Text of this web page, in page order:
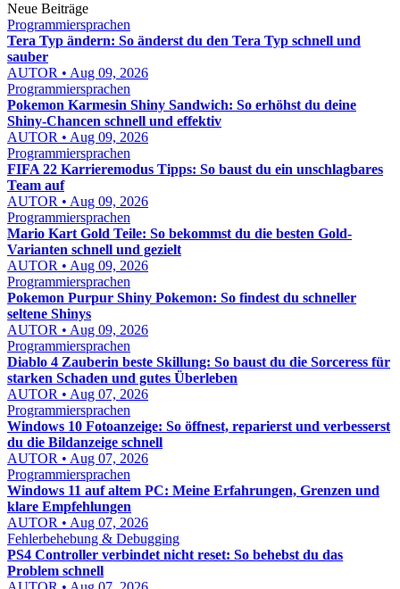
Neue Beiträge
Programmiersprachen
Tera Typ ändern: So änderst du den Tera Typ schnell und
sauber
AUTOR • Aug 09, 2026
Programmiersprachen
Pokemon Karmesin Shiny Sandwich: So erhöhst du deine
Shiny-Chancen schnell und effektiv
AUTOR • Aug 09, 2026
Programmiersprachen
FIFA 22 Karrieremodus Tipps: So baust du ein unschlagbares
Team auf
AUTOR • Aug 09, 2026
Programmiersprachen
Mario Kart Gold Teile: So bekommst du die besten Gold-
Varianten schnell und gezielt
AUTOR • Aug 09, 2026
Programmiersprachen
Pokemon Purpur Shiny Pokemon: So findest du schneller
seltene Shinys
AUTOR • Aug 09, 2026
Programmiersprachen
Diablo 4 Zauberin beste Skillung: So baust du die Sorceress für
starken Schaden und gutes Überleben
AUTOR • Aug 07, 2026
Programmiersprachen
Windows 10 Fotoanzeige: So öffnest, reparierst und verbesserst
du die Bildanzeige schnell
AUTOR • Aug 07, 2026
Programmiersprachen
Windows 11 auf altem PC: Meine Erfahrungen, Grenzen und
klare Empfehlungen
AUTOR • Aug 07, 2026
Fehlerbehebung & Debugging
PS4 Controller verbindet nicht reset: So behebst du das
Problem schnell